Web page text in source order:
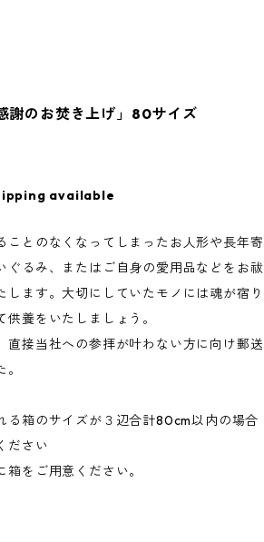
謝のお焚き上げ」80サイズ
available
ことのなくなってしまったお人形や長年寄
ぐるみ、またはご自身の愛用品などをお祓
します。大切にしていたモノには魂が宿り
供養をいたしましょう。
直接当社への参拝が叶わない方に向け郵送
る箱のサイズが３辺合計80cm以内の場合
ださい
をご用意ください。